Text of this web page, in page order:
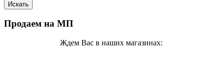
Продаем на МП
Ждем Вас в наших магазинах: